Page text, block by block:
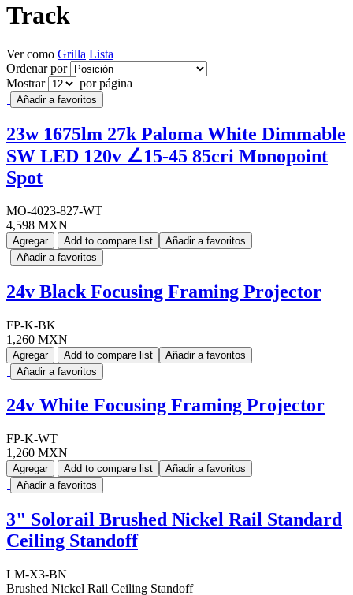
Track
Ver como Grilla Lista
Ordenar por
Mostrar
por página
Añadir a favoritos
23w 1675lm 27k Paloma White Dimmable
SW LED 120v ∠15-45 85cri Monopoint
Spot
MO-4023-827-WT
4,598 MXN
Agregar Add to compare list
Añadir a favoritos
Añadir a favoritos
24v Black Focusing Framing Projector
FP-K-BK
1,260 MXN
Agregar Add to compare list
Añadir a favoritos
Añadir a favoritos
24v White Focusing Framing Projector
FP-K-WT
1,260 MXN
Agregar Add to compare list
Añadir a favoritos
Añadir a favoritos
3" Solorail Brushed Nickel Rail Standard
Ceiling Standoff
LM-X3-BN
Brushed Nickel Rail Ceiling Standoff